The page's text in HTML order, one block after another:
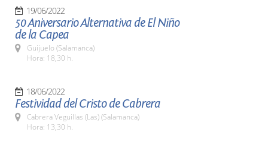
19/06/2022
50 Aniversario Alternativa de El Niño
de la Capea
Guijuelo (Salamanca)
Hora: 18,30 h.
18/06/2022
Festividad del Cristo de Cabrera
Cabrera Veguillas (Las) (Salamanca)
Hora: 13,30 h.